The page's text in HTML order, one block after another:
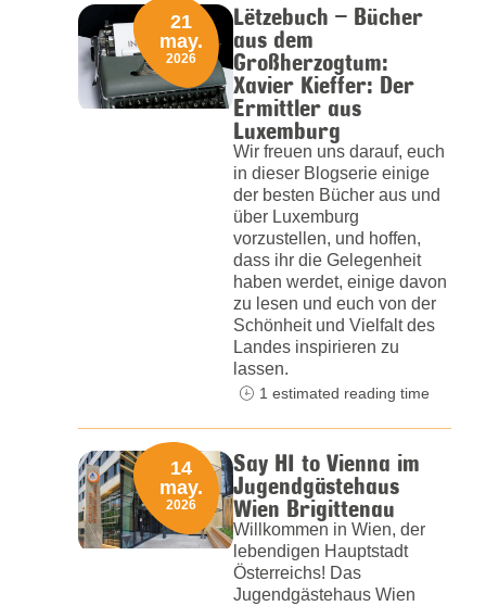
Lëtzebuch – Bücher
aus dem
Großherzogtum:
Xavier Kieffer: Der
Ermittler aus
Luxemburg
Wir freuen uns darauf, euch
in dieser Blogserie einige
der besten Bücher aus und
über Luxemburg
vorzustellen, und hoffen,
dass ihr die Gelegenheit
haben werdet, einige davon
zu lesen und euch von der
Schönheit und Vielfalt des
Landes inspirieren zu
lassen.
21
may.
2026
1 estimated reading time
Say HI to Vienna im
Jugendgästehaus
Wien Brigittenau
Willkommen in Wien, der
lebendigen Hauptstadt
Österreichs! Das
Jugendgästehaus Wien
14
may.
2026